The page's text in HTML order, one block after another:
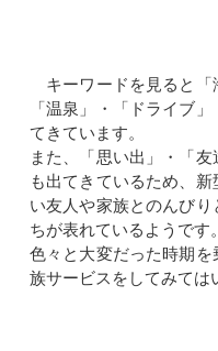
キーワードを見ると「
「温泉」・「ドライブ
てきています。
また、「思い出」・「
も出てきているため、
い友人や家族とのんび
ちが表れているようです。
色々と大変だった時期
族サービスをしてみては